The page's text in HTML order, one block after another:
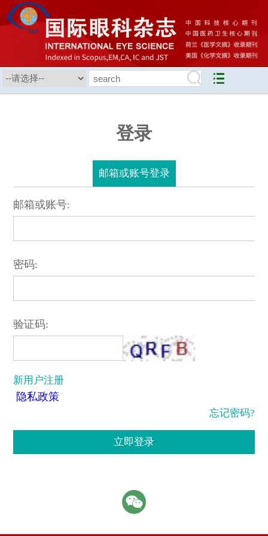
登录
邮箱或账号登录
邮箱或账号:
密码:
验证码:
新用户注册
隐私政策
忘记密码?
立即登录